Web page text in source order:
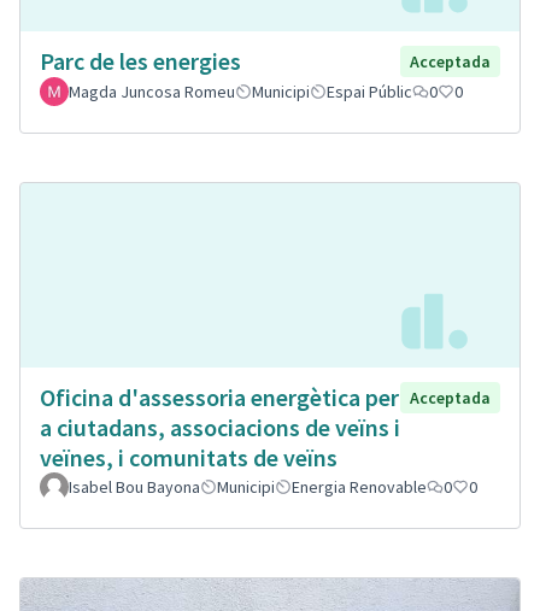
Parc de les energies
Acceptada
Magda Juncosa Romeu
Municipi Espai Públic 0 0
Oficina d'assessoria energètica per
a ciutadans, associacions de veïns i
veïnes, i comunitats de veïns
Acceptada
Isabel Bou Bayona Municipi Energia Renovable 0 0